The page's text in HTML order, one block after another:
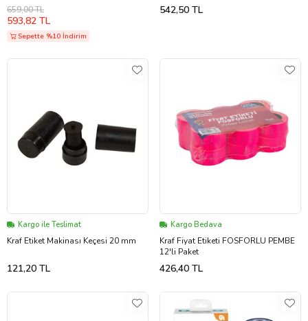
659,00 TL
593,82 TL
Sepette %10 İndirim
542,50 TL
Kargo ile Teslimat
Kraf Etiket Makinası Keçesi 20 mm
121,20 TL
Kargo Bedava
Kraf Fiyat Etiketi FOSFORLU PEMBE
12'li Paket
426,40 TL